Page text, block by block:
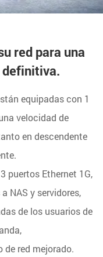
red para una
definitiva.
equipadas con 1
velocidad de
en descendente
puertos Ethernet 1G,
NAS y servidores,
de los usuarios de
de red mejorado.